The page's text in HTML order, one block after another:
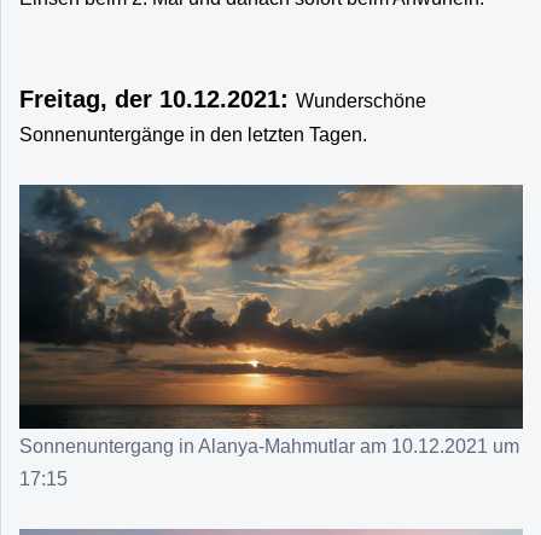
Freitag, der 10.12.2021: Wunderschöne
Sonnenuntergänge in den letzten Tagen.
Sonnenuntergang in Alanya-Mahmutlar am 10.12.2021 um
17:15